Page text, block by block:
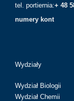
tel. portiernia:+ 48
numery kont
Wydziały
Wydział Biologii
Wydział Chemii